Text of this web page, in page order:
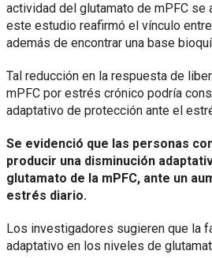
actividad del glutamato de mPFC se
este estudio reafirmó el vínculo
además de encontrar una base
Tal reducción en la respuesta de
mPFC por estrés crónico podría
adaptativo de protección ante el
Se evidenció que las personas
producir una disminución
glutamato de la mPFC, ante un
estrés diario.
Los investigadores sugieren que la
adaptativo en los niveles de